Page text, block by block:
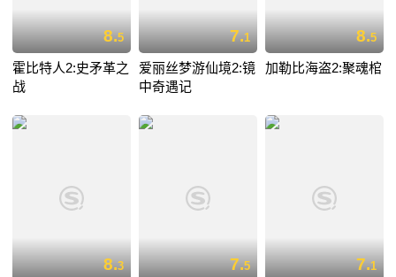
8.5
霍比特人2:史矛革之
战
7.1
爱丽丝梦游仙境2:镜
中奇遇记
8.5
加勒比海盗2:聚魂棺
8.3 7.5 7.1